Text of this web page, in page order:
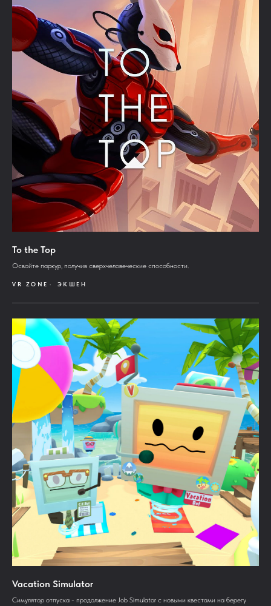
To the Top
Освойте паркур, получив сверхчеловеческие способности.
VR ZONE ЭКШЕН
Vacation Simulator
Симулятор отпуска - продолжение Job Simulator с новыми квестами на берегу